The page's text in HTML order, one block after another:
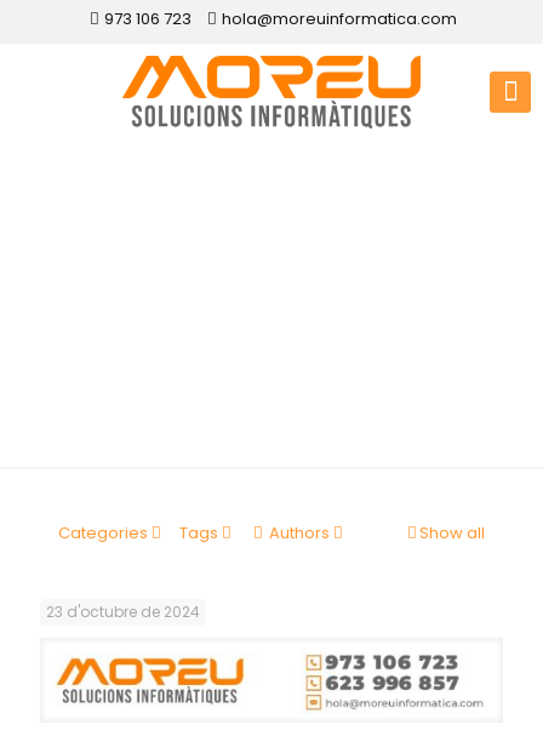
973 106 723 hola@moreuinformatica.com
Categories Tags Authors Show all
23 d'octubre de 2024